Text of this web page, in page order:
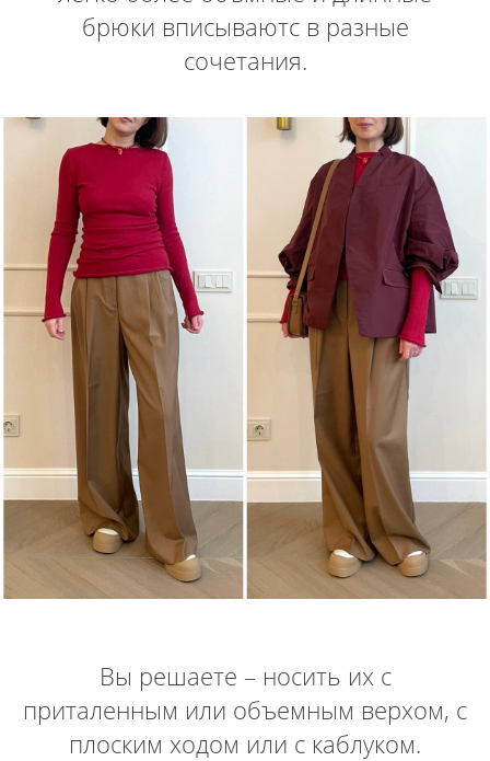
брюки вписываютс в разные
сочетания.
Вы решаете – носить их с
приталенным или объемным верхом, с
плоским ходом или с каблуком.